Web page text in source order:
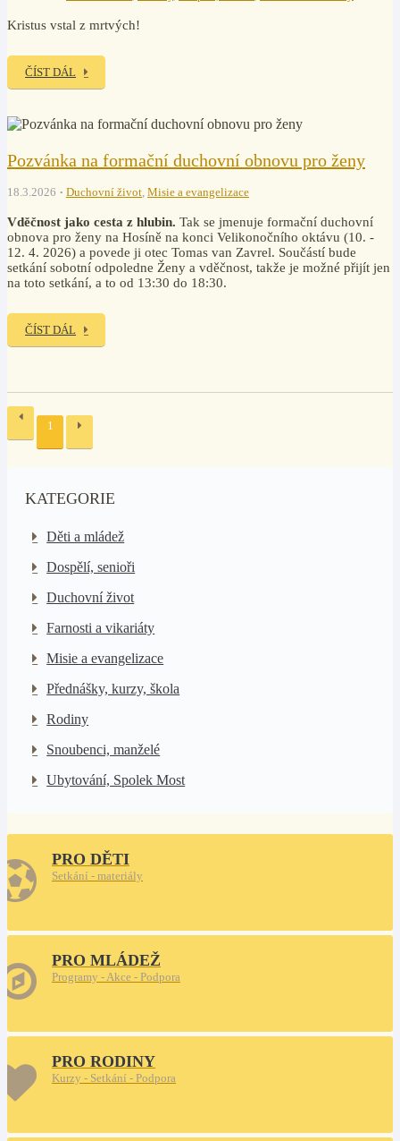
Kristus vstal z mrtvých!
ČÍST DÁL
Pozvánka na formační duchovní obnovu pro ženy
18.3.2026 Duchovní život, Misie a evangelizace
Vděčnost jako cesta z hlubin. Tak se jmenuje formační duchovní
obnova pro ženy na Hosíně na konci Velikonočního oktávu (10. -
12. 4. 2026) a povede ji otec Tomas van Zavrel. Součástí bude
setkání sobotní odpoledne Ženy a vděčnost, takže je možné přijít jen
na toto setkání, a to od 13:30 do 18:30.
ČÍST DÁL
1
KATEGORIE
Děti a mládež
Dospělí, senioři
Duchovní život
Farnosti a vikariáty
Misie a evangelizace
Přednášky, kurzy, škola
Rodiny
Snoubenci, manželé
Ubytování, Spolek Most
PRO DĚTI
Setkání - materiály
PRO MLÁDEŽ
Programy - Akce - Podpora
PRO RODINY
Kurzy - Setkání - Podpora